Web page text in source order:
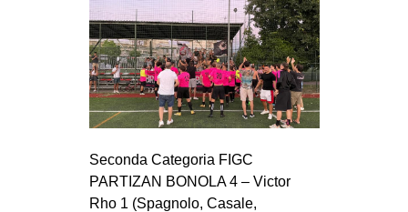
ms
SEARCH
Seconda Categoria FIGC
PARTIZAN BONOLA 4 – Victor
Rho 1 (Spagnolo, Casale,